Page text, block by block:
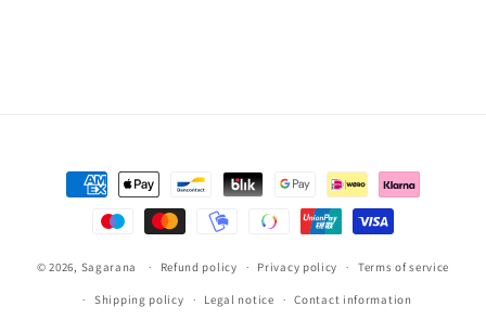
Payment
methods
© 2026, Sagarana Refund policy Privacy policy Terms of service
Shipping policy Legal notice Contact information